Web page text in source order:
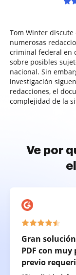
Tom Winter discute
numerosas
criminal federal en
sobre posibles
nacional. Sin
investigación
redacciones, el
complejidad de la
Ve por
Gran
PDF con
previo